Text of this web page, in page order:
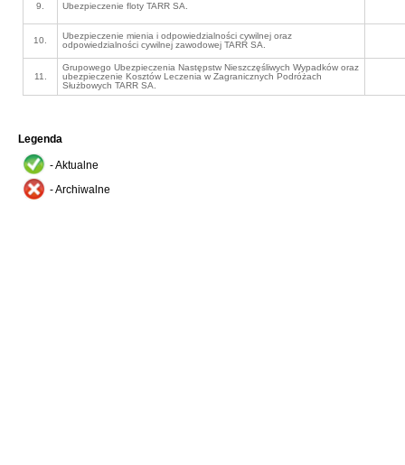
9. Ubezpieczenie floty TARR SA.
10.
Ubezpieczenie mienia i odpowiedzialności cywilnej oraz
odpowiedzialności cywilnej zawodowej TARR SA.
11.
Grupowego Ubezpieczenia Następstw Nieszczęśliwych Wypadków oraz
ubezpieczenie Kosztów Leczenia w Zagranicznych Podróżach
Służbowych TARR SA.
Legenda
- Aktualne
- Archiwalne